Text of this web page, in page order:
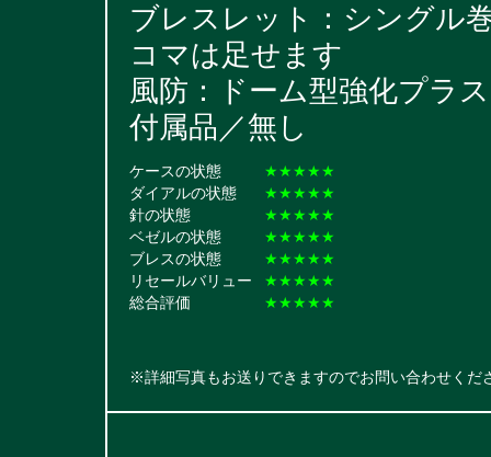
ブレスレット：シングル
コマは足せます
風防：ドーム型強化プラ
付属品／無し
ケースの状態
★★★★★
ダイアルの状態
★★★★★
針の状態
★★★★★
ベゼルの状態
★★★★★
ブレスの状態
★★★★★
リセールバリュー
★★★★★
総合評価
★★★★★
※詳細写真もお送りできますのでお問い合わせくだ